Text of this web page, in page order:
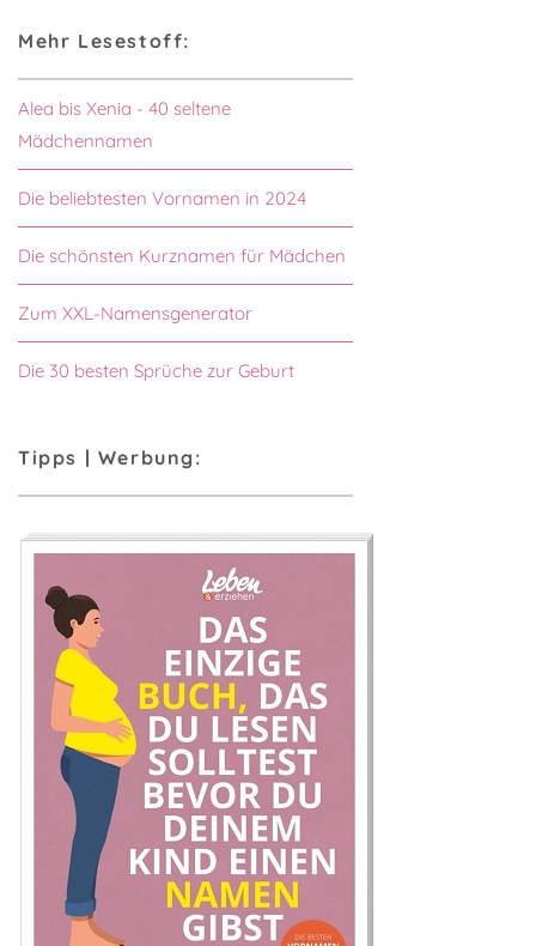
Mehr Lesestoff:
Alea bis Xenia - 40 seltene
Mädchennamen
Die beliebtesten Vornamen in 2024
Die schönsten Kurznamen für Mädchen
Zum XXL-Namensgenerator
Die 30 besten Sprüche zur Geburt
Tipps | Werbung: